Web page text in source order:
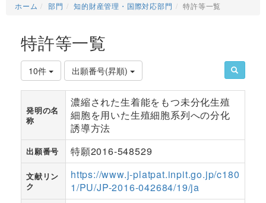
ホーム 部門 知的財産管理・国際対応部門 特許等一覧
特許等一覧
10件 出願番号(昇順)
発明の名
称
濃縮された生着能をもつ未分化生殖
細胞を用いた生殖細胞系列への分化
誘導方法
出願番号 特願2016-548529
文献リン
ク
https://www.j-platpat.inpit.go.jp/c180
1/PU/JP-2016-042684/19/ja